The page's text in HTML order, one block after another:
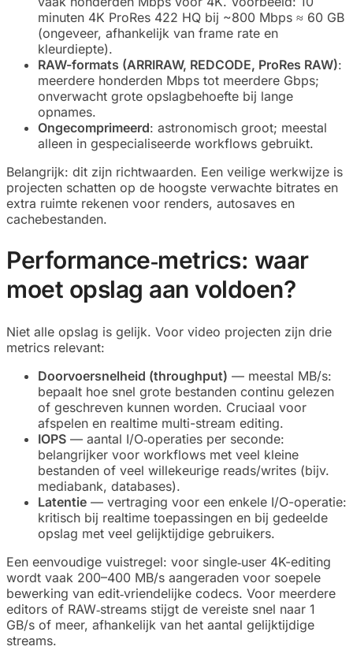
minuten 4K ProRes 422 HQ bij ~800 Mbps ≈ 60 GB
(ongeveer, afhankelijk van frame rate en
kleurdiepte).
RAW-formats (ARRIRAW, REDCODE, ProRes RAW):
meerdere honderden Mbps tot meerdere Gbps;
onverwacht grote opslagbehoefte bij lange
opnames.
Ongecomprimeerd: astronomisch groot; meestal
alleen in gespecialiseerde workflows gebruikt.
Belangrijk: dit zijn richtwaarden. Een veilige werkwijze is
projecten schatten op de hoogste verwachte bitrates en
extra ruimte rekenen voor renders, autosaves en
cachebestanden.
Performance‑metrics: waar
moet opslag aan voldoen?
Niet alle opslag is gelijk. Voor video projecten zijn drie
metrics relevant:
Doorvoersnelheid (throughput) — meestal MB/s:
bepaalt hoe snel grote bestanden continu gelezen
of geschreven kunnen worden. Cruciaal voor
afspelen en realtime multi-stream editing.
IOPS — aantal I/O‑operaties per seconde:
belangrijker voor workflows met veel kleine
bestanden of veel willekeurige reads/writes (bijv.
mediabank, databases).
Latentie — vertraging voor een enkele I/O-operatie:
kritisch bij realtime toepassingen en bij gedeelde
opslag met veel gelijktijdige gebruikers.
Een eenvoudige vuistregel: voor single‑user 4K-editing
wordt vaak 200–400 MB/s aangeraden voor soepele
bewerking van edit‑vriendelijke codecs. Voor meerdere
editors of RAW‑streams stijgt de vereiste snel naar 1
GB/s of meer, afhankelijk van het aantal gelijktijdige
streams.